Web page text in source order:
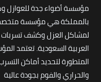
مؤسسة أضواء جدة للعوازل
بالمملكة هي مؤسسة
لمشاكل العزل وكشف تسربات
العربية السعودية. تعتمد
المتطورة لتحديد أماكن
والحراري والفوم بجودة عالية